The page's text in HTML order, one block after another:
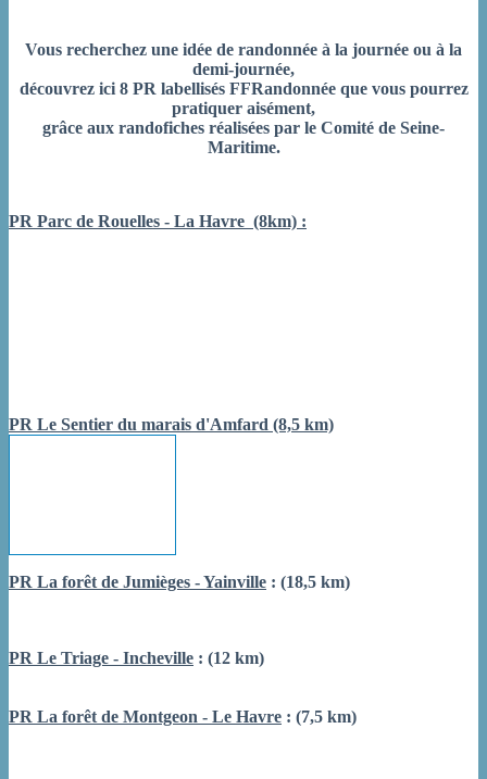
Vous recherchez une idée de randonnée à la journée ou à la
demi-journée,
découvrez ici 8 PR labellisés FFRandonnée que vous pourrez
pratiquer aisément,
grâce aux randofiches réalisées par le Comité de Seine-
Maritime.
PR Parc de Rouelles - La Havre (8km) :
PR Le Sentier du marais d'Amfard (8,5 km)
PR La forêt de Jumièges - Yainville : (18,5 km)
PR Le Triage - Incheville : (12 km)
PR La forêt de Montgeon - Le Havre : (7,5 km)